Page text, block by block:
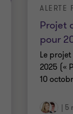
Projet
pour
ALERTE
Le
2025 («
10
| 5